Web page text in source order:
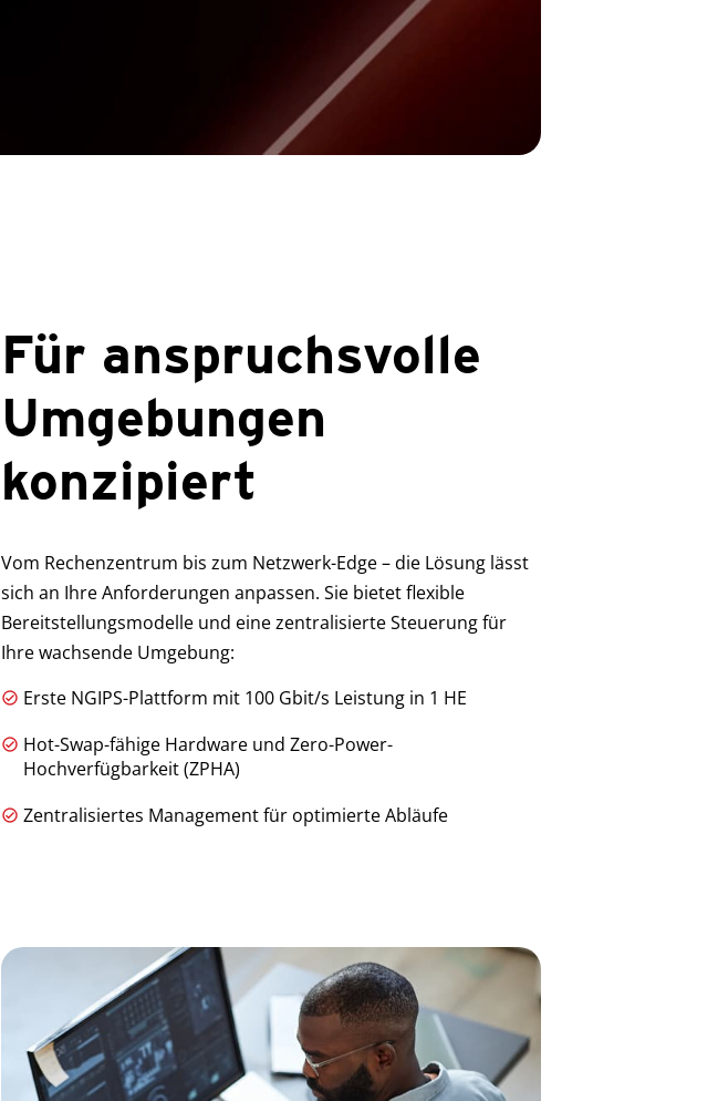
Für anspruchsvolle
Umgebungen
konzipiert
Vom Rechenzentrum bis zum Netzwerk-Edge – die Lösung lässt
sich an Ihre Anforderungen anpassen. Sie bietet flexible
Bereitstellungsmodelle und eine zentralisierte Steuerung für
Ihre wachsende Umgebung:
Erste NGIPS-Plattform mit 100 Gbit/s Leistung in 1 HE
Hot-Swap-fähige Hardware und Zero-Power-
Hochverfügbarkeit (ZPHA)
Zentralisiertes Management für optimierte Abläufe